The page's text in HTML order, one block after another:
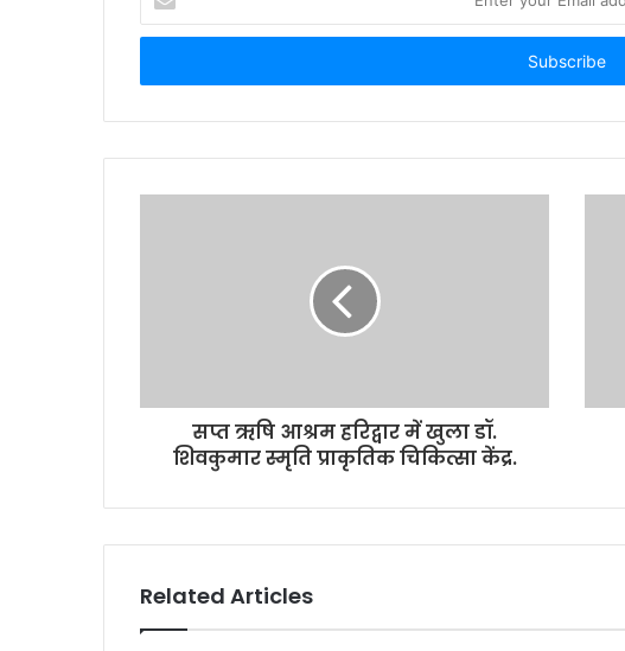
your
Email
सप्त ऋषि आश्रम हरिद्वार में खुला डॉ.
शिवकुमार स्मृति प्राकृतिक चिकित्सा केंद्र.
Related Articles